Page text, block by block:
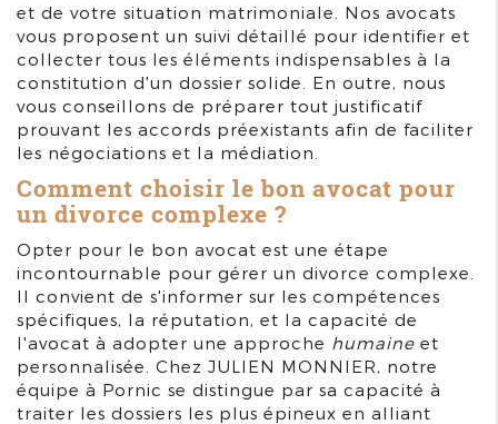
et de votre situation matrimoniale. Nos avocats
vous proposent un suivi détaillé pour identifier et
collecter tous les éléments indispensables à la
constitution d'un dossier solide. En outre, nous
vous conseillons de préparer tout justificatif
prouvant les accords préexistants afin de faciliter
les négociations et la médiation.
Comment choisir le bon avocat pour
un divorce complexe ?
Opter pour le bon avocat est une étape
incontournable pour gérer un divorce complexe.
Il convient de s'informer sur les compétences
spécifiques, la réputation, et la capacité de
l'avocat à adopter une approche humaine et
personnalisée. Chez JULIEN MONNIER, notre
équipe à Pornic se distingue par sa capacité à
traiter les dossiers les plus épineux en alliant